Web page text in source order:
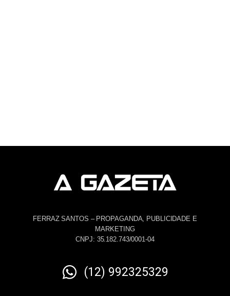
FERRAZ SANTOS – PROPAGANDA, PUBLICIDADE E
MARKETING
CNPJ: 35.182.743/0001-04
(12) 992325329